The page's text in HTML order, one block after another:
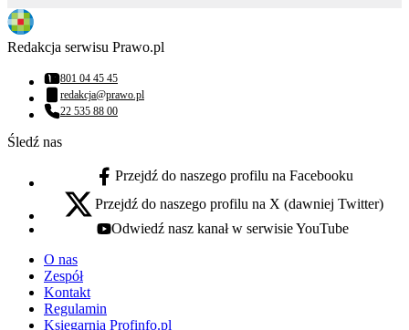
Redakcja serwisu Prawo.pl
Numer telefonu:
801 04 45 45
Adres email:
redakcja@prawo.pl
Numer telefonu:
22 535 88 00
Śledź nas
facebook - otwiera się w nowej karcie
Przejdź do naszego profilu na Facebooku
x - otwiera się w nowej karcie
Przejdź do naszego profilu na X (dawniej Twitter)
youtube - otwiera się w nowej karcie
Odwiedź nasz kanał w serwisie YouTube
O nas
Zespół
Kontakt
Regulamin
Księgarnia Profinfo.pl